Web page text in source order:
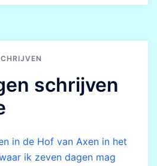
schrijven
in de Hof van Axen in het
ik zeven dagen mag